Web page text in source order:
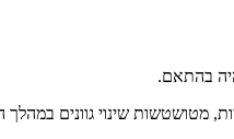
בהתאם.
מטושטשות שינוי גוונים